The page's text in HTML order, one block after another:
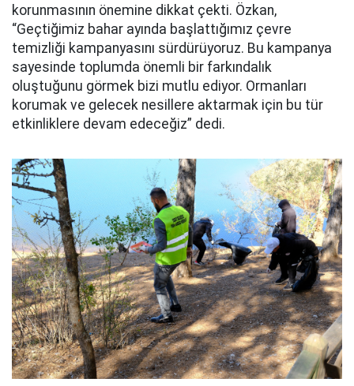
korunmasının önemine dikkat çekti. Özkan,
“Geçtiğimiz bahar ayında başlattığımız çevre
temizliği kampanyasını sürdürüyoruz. Bu kampanya
sayesinde toplumda önemli bir farkındalık
oluştuğunu görmek bizi mutlu ediyor. Ormanları
korumak ve gelecek nesillere aktarmak için bu tür
etkinliklere devam edeceğiz” dedi.